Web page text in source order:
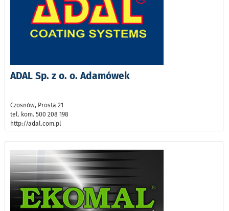
ADAL Sp. z o. o. Adamówek
Czosnów, Prosta 21
tel. kom. 500 208 198
http://adal.com.pl